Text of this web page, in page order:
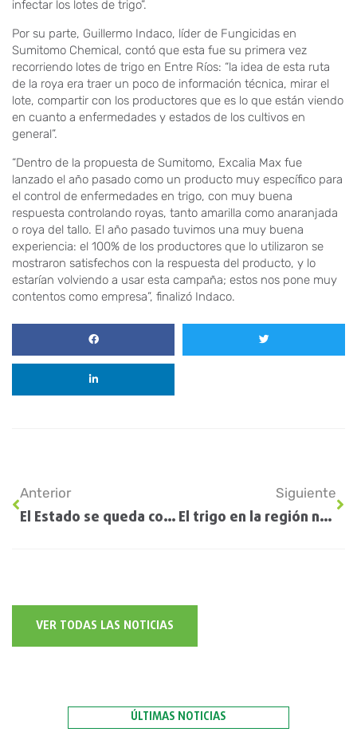
infectar los lotes de trigo”.
Por su parte, Guillermo Indaco, líder de Fungicidas en
Sumitomo Chemical, contó que esta fue su primera vez
recorriendo lotes de trigo en Entre Ríos: “la idea de esta ruta
de la roya era traer un poco de información técnica, mirar el
lote, compartir con los productores que es lo que están viendo
en cuanto a enfermedades y estados de los cultivos en
general”.
“Dentro de la propuesta de Sumitomo, Excalia Max fue
lanzado el año pasado como un producto muy específico para
el control de enfermedades en trigo, con muy buena
respuesta controlando royas, tanto amarilla como anaranjada
o roya del tallo. El año pasado tuvimos una muy buena
experiencia: el 100% de los productores que lo utilizaron se
mostraron satisfechos con la respuesta del producto, y lo
estarían volviendo a usar esta campaña; estos nos pone muy
contentos como empresa”, finalizó Indaco.
Anterior
El Estado se queda con $61,50 de cada $100 de renta agrícola
Siguiente
El trigo en la región núcleo enfrenta su periodo más crítico sin lluvias
VER TODAS LAS NOTICIAS
ÚLTIMAS NOTICIAS